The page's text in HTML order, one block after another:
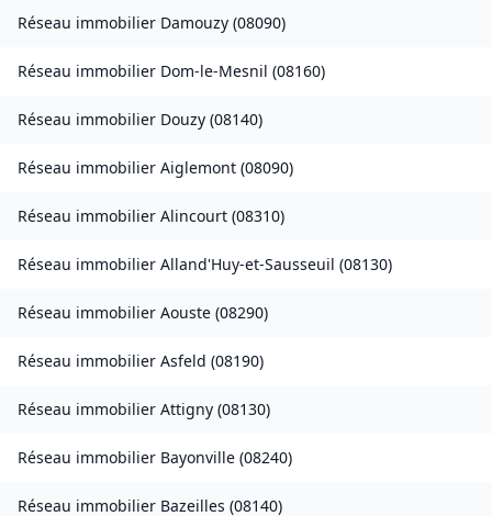
Réseau immobilier Damouzy (08090)
Réseau immobilier Dom-le-Mesnil (08160)
Réseau immobilier Douzy (08140)
Réseau immobilier Aiglemont (08090)
Réseau immobilier Alincourt (08310)
Réseau immobilier Alland'Huy-et-Sausseuil (08130)
Réseau immobilier Aouste (08290)
Réseau immobilier Asfeld (08190)
Réseau immobilier Attigny (08130)
Réseau immobilier Bayonville (08240)
Réseau immobilier Bazeilles (08140)